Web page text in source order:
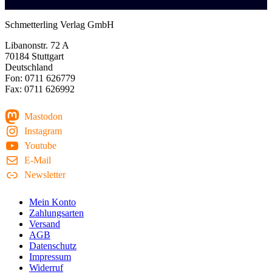
Schmetterling Verlag GmbH
Libanonstr. 72 A
70184 Stuttgart
Deutschland
Fon: 0711 626779
Fax: 0711 626992
Mastodon
Instagram
Youtube
E-Mail
Newsletter
Mein Konto
Zahlungsarten
Versand
AGB
Datenschutz
Impressum
Widerruf